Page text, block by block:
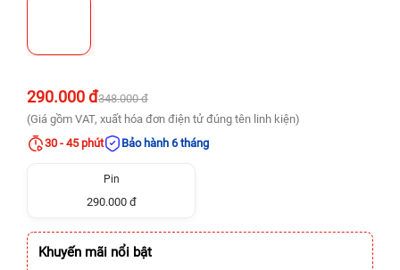
290.000 đ348.000 đ
(Giá gồm VAT, xuất hóa đơn điện tử đúng tên linh kiện)
30 - 45 phút
Bảo hành 6 tháng
Pin
290.000 đ
Khuyến mãi nổi bật